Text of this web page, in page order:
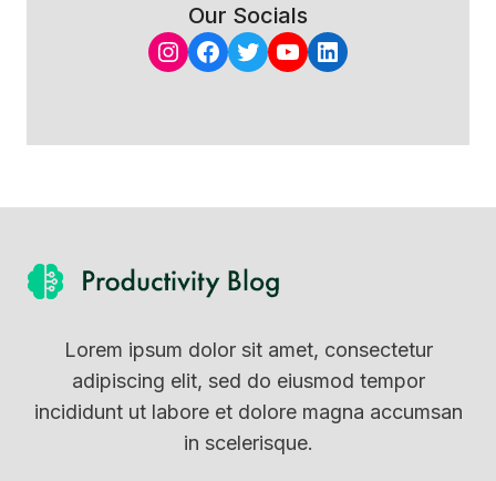
Our Socials
Instagram
Facebook
Twitter
YouTube
LinkedIn
Lorem ipsum dolor sit amet, consectetur
adipiscing elit, sed do eiusmod tempor
incididunt ut labore et dolore magna accumsan
in scelerisque.